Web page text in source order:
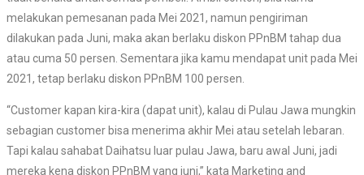
melakukan pemesanan pada Mei 2021, namun pengiriman
dilakukan pada Juni, maka akan berlaku diskon PPnBM tahap dua
atau cuma 50 persen. Sementara jika kamu mendapat unit pada Mei
2021, tetap berlaku diskon PPnBM 100 persen.
“Customer kapan kira-kira (dapat unit), kalau di Pulau Jawa mungkin
sebagian customer bisa menerima akhir Mei atau setelah lebaran.
Tapi kalau sahabat Daihatsu luar pulau Jawa, baru awal Juni, jadi
mereka kena diskon PPnBM yang juni,” kata Marketing and